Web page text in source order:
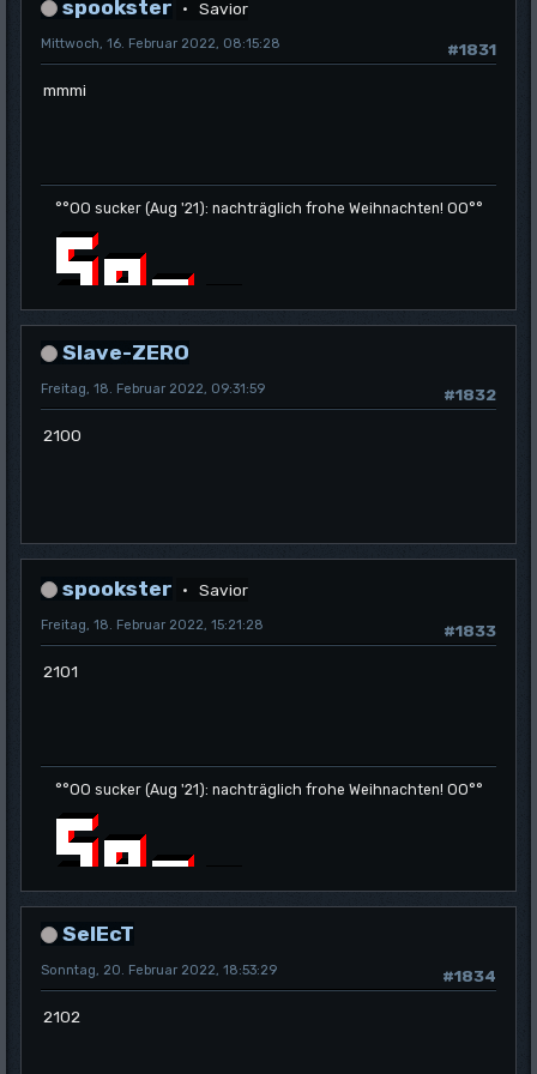
spookster Savior
#1831
Mittwoch, 16. Februar 2022, 08:15:28
mmmi
°°OO sucker (Aug '21): nachträglich frohe Weihnachten! OO°°
Slave-ZERO
#1832
Freitag, 18. Februar 2022, 09:31:59
2100
spookster Savior
#1833
Freitag, 18. Februar 2022, 15:21:28
2101
°°OO sucker (Aug '21): nachträglich frohe Weihnachten! OO°°
SelEcT
#1834
Sonntag, 20. Februar 2022, 18:53:29
2102